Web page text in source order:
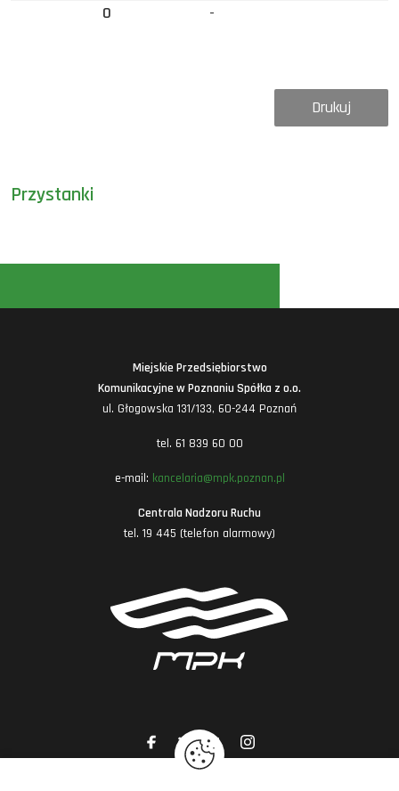
Przystanki
0
-
Drukuj
Miejskie Przedsiębiorstwo
Komunikacyjne w Poznaniu Spółka z o.o.
ul. Głogowska 131/133, 60-244 Poznań
tel. 61 839 60 00
e-mail: kancelaria@mpk.poznan.pl
Centrala Nadzoru Ruchu
tel. 19 445 (telefon alarmowy)